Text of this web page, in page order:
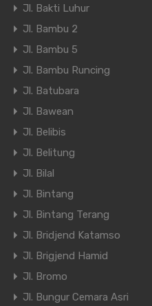
Jl. Bakti Luhur
Jl. Bambu 2
Jl. Bambu 5
Jl. Bambu Runcing
Jl. Batubara
Jl. Bawean
Jl. Belibis
Jl. Belitung
Jl. Bilal
Jl. Bintang
Jl. Bintang Terang
Jl. Bridjend Katamso
Jl. Brigjend Hamid
Jl. Bromo
Jl. Bungur Cemara Asri